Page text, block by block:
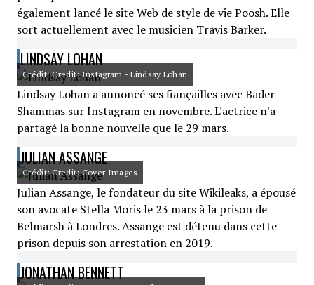
également lancé le site Web de style de vie Poosh. Elle
sort actuellement avec le musicien Travis Barker.
LINDSAY LOHAN
Crédit: Credit: Instagram - Lindsay Lohan
Lindsay Lohan a annoncé ses fiançailles avec Bader
Shammas sur Instagram en novembre. L'actrice n'a
partagé la bonne nouvelle que le 29 mars.
JULIAN ASSANGE
Crédit: Credit: Cover Images
Julian Assange, le fondateur du site Wikileaks, a épousé
son avocate Stella Moris le 23 mars à la prison de
Belmarsh à Londres. Assange est détenu dans cette
prison depuis son arrestation en 2019.
JONATHAN BENNETT